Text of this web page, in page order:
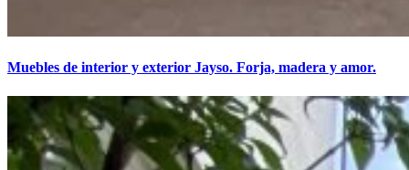
Muebles de interior y exterior Jayso. Forja, madera y amor.